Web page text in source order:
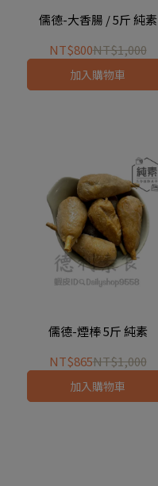
儒德-大香腸 / 5斤 純素
NT$800NT$1,000
加入購物車
儒德-煙棒 5斤 純素
NT$865NT$1,000
加入購物車